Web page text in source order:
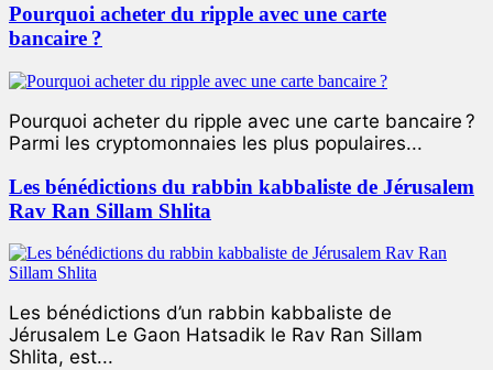
Pourquoi acheter du ripple avec une carte
bancaire ?
Pourquoi acheter du ripple avec une carte bancaire ?
Parmi les cryptomonnaies les plus populaires...
Les bénédictions du rabbin kabbaliste de Jérusalem
Rav Ran Sillam Shlita
Les bénédictions d’un rabbin kabbaliste de
Jérusalem Le Gaon Hatsadik le Rav Ran Sillam
Shlita, est...